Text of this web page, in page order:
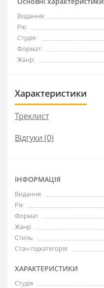
Видання:
Рік:
Студія:
Формат:
Жанр:
Характеристики
Треклист
Відгуки (0)
ІНФОРМАЦІЯ
Видання
Рік
Формат
Жанр
Стиль
Стан підкатегорія
ХАРАКТЕРИСТИКИ
Студія